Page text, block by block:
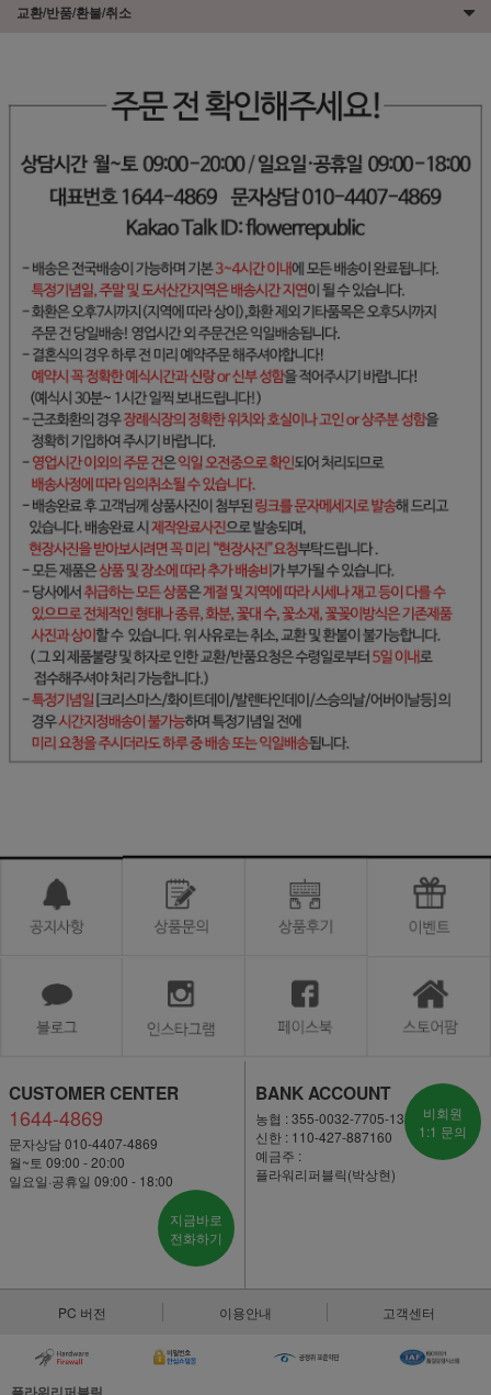
교환/반품/환불/취소
CUSTOMER CENTER
1644-4869
문자상담 010-4407-4869
월~토 09:00 - 20:00
일요일·공휴일 09:00 - 18:00
지금바로
전화하기
BANK ACCOUNT
농협 : 355-0032-7705-13
신한 : 110-427-887160
예금주 :
플라워리퍼블릭(박상현)
비회원
1:1 문의
PC 버전 이용안내 고객센터